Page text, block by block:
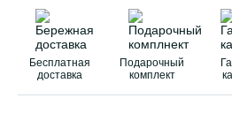
Бесплатная
доставка
Подарочный
комплект